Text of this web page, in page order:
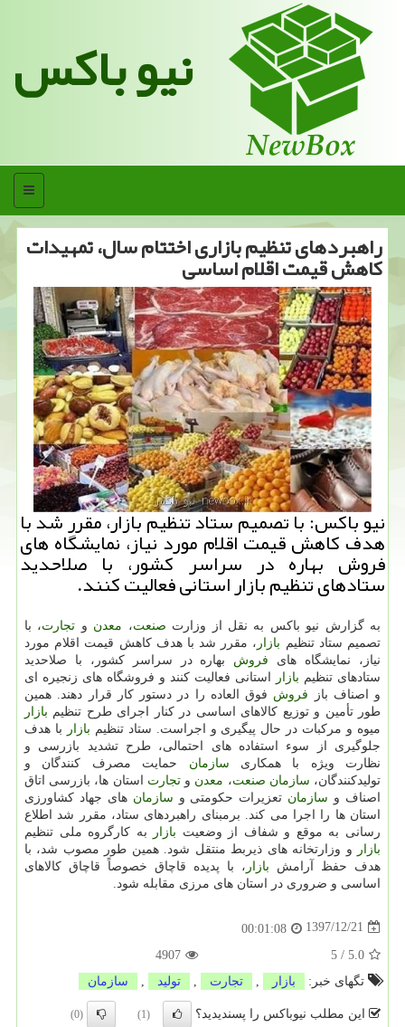
نیو باکس
منو
راهبردهای تنظیم بازاری اختتام سال، تمهیدات
كاهش قیمت اقلام اساسی
نیو باكس: با تصمیم ستاد تنظیم بازار، مقرر شد با
هدف كاهش قیمت اقلام مورد نیاز، نمایشگاه های
فروش بهاره در سراسر كشور، با صلاحدید
ستادهای تنظیم بازار استانی فعالیت كنند.
به گزارش نیو باكس به نقل از وزارت صنعت، معدن و تجارت، با
تصمیم ستاد تنظیم بازار ، مقرر شد با هدف كاهش قیمت اقلام مورد
نیاز، نمایشگاه های فروش بهاره در سراسر كشور، با صلاحدید
ستادهای تنظیم بازار
استانی فعالیت كنند و فروشگاه های زنجیره ای
و اصناف باز فروش فوق العاده را در دستور كار قرار دهند. همین
طور تأمین و توزیع كالاهای اساسی در كنار اجرای طرح تنظیم بازار
میوه و مركبات در حال پیگیری و اجراست. ستاد تنظیم بازار
با هدف
جلوگیری از سوء استفاده های احتمالی، طرح تشدید بازرسی و
نظارت ویژه با همكاری سازمان حمایت مصرف كنندگان و
تولیدكنندگان، سازمان صنعت، معدن وتجارت استان ها، بازرسی اتاق
اصناف و سازمان تعزیرات حكومتی و سازمان های جهاد كشاورزی
استان ها را اجرا می كند. برمبنای راهبردهای ستاد، مقرر شد اطلاع
رسانی به موقع و شفاف از وضعیت بازار
به كارگروه ملی تنظیم
بازار
و وزارتخانه های ذیربط منتقل شود. همین طور مصوب شد، با
هدف حفظ آرامش بازار ، با پدیده قاچاق خصوصاً قاچاق كالاهای
اساسی و ضروری در استان های مرزی مقابله شود.
1397/12/21
00:01:08
5.0
/
5
4907
تگهای خبر:
بازار تجارت تولید سازمان
این مطلب نیوباکس را پسندیدید؟ (1)
(0)